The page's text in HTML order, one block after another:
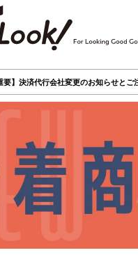
要】決済代行会社変更のお知らせと
×
せ
メ、
等を
いち早くお届
情報（ダイ